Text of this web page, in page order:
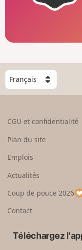
C
h
o
e
u
p
a
CGU et confidentialité
Plan du site
Emplois
Actualités
Coup de pouce 2026
Contact
Téléchargez